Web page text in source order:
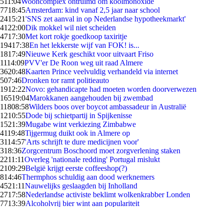
7718:45Amsterdam: kind vanaf 2,5 jaar naar school
2415:21'SNS zet aanval in op Nederlandse hypotheekmarkt'
41 22:00Dik mokkel wil niet scheiden
4717:30Met kort rokje goedkoop taxiritje
19417:38En het lekkerste wijf van FOK! is...
1817:49Nieuwe Kerk geschikt voor uitvaart Friso
1114:09PVV'er De Roon weg uit raad Almere
3620:48Kaarten Prince veelvuldig verhandeld via internet
507:46Dronken tor ramt politieauto
1912:22Novo: gehandicapte had moeten worden doorverwezen
16519:04Marokkanen aangehouden bij zwembad
11808:58Wilders boos over boycot ambassadeur in Australië
1210:55Dode bij schietpartij in Spijkenisse
1521:39Mugabe wint verkiezing Zimbabwe
4119:48Tijgermug duikt ook in Almere op
3114:57'Arts schrijft te dure medicijnen voor'
318:36Zorgcentrum Boschoord moet zorgverlening staken
2211:11Overleg 'nationale redding' Portugal mislukt
2109:29België krijgt eerste coffeeshop(?)
814:46Thermphos schuldig aan dood werknemers
4521:11Nauwelijks geslaagden bij Inholland
2717:58Nederlandse activiste beklimt wolkenkrabber Londen
7713:39Alcoholvrij bier wint aan populariteit